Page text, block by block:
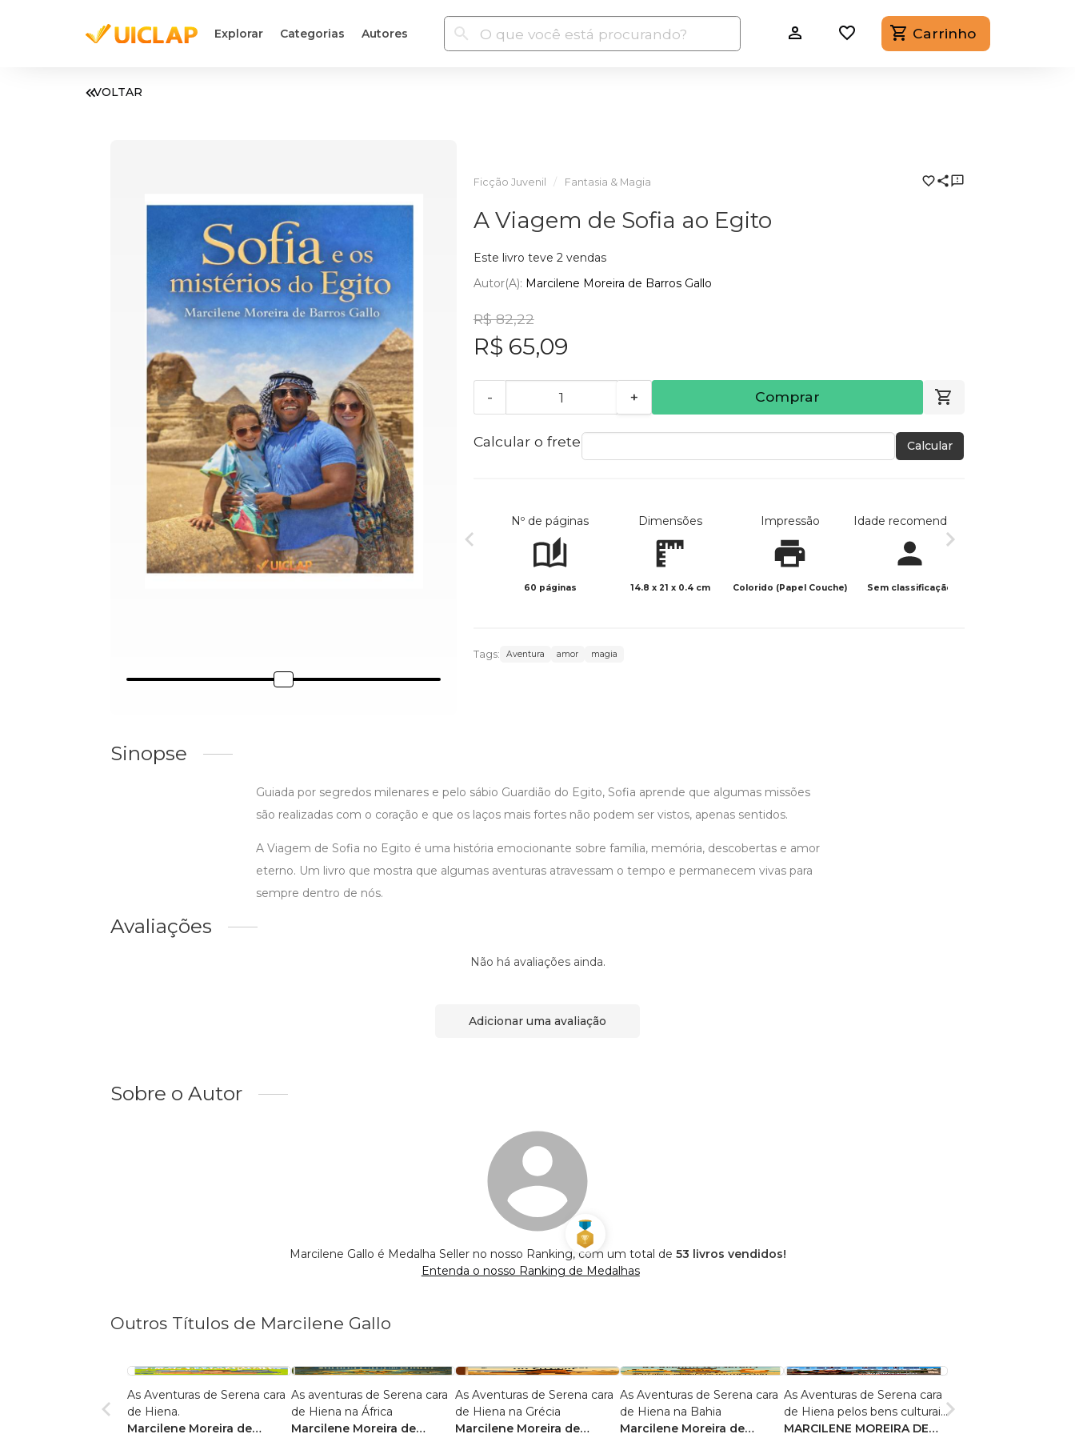
Explorar Categorias Autores Carrinho
VOLTAR
Ficção Juvenil Fantasia & Magia
A Viagem de Sofia ao Egito
Este livro teve 2 vendas
Autor(a): Marcilene Moreira de Barros Gallo
R$ 82,22
R$ 65,09
- + Comprar
Calcular o frete Calcular
Nº de páginas
60 páginas
Dimensões
14.8 x 21 x 0.4 cm
Impressão
Colorido (Papel Couche)
Idade recomendada
Sem classificação
Tags: Aventura amor magia
Sinopse
Guiada por segredos milenares e pelo sábio Guardião do Egito, Sofia aprende que algumas missões
são realizadas com o coração e que os laços mais fortes não podem ser vistos, apenas sentidos.
A Viagem de Sofia no Egito é uma história emocionante sobre família, memória, descobertas e amor
eterno. Um livro que mostra que algumas aventuras atravessam o tempo e permanecem vivas para
sempre dentro de nós.
Avaliações
Não há avaliações ainda.
Adicionar uma avaliação
Sobre o Autor
Marcilene Gallo é Medalha Seller no nosso Ranking, com um total de 53 livros vendidos!
Entenda o nosso Ranking de Medalhas
Outros Títulos de Marcilene Gallo
As Aventuras de Serena cara
de Hiena.
Marcilene Moreira de
As aventuras de Serena cara
de Hiena na África
Marcilene Moreira de
As Aventuras de Serena cara
de Hiena na Grécia
Marcilene Moreira de
As Aventuras de Serena cara
de Hiena na Bahia
Marcilene Moreira de
As Aventuras de Serena cara
de Hiena pelos bens culturais
de São Geraldo
MARCILENE MOREIRA DE